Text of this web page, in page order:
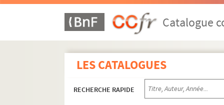
Catalogue
LES CATALOGUES
RECHERCHE RAPIDE
Henry Becque. La parisienne : comédie en 3
Hippolyte Raymond, Maurice Ordonneau.
Georges Berr, Louis Verneuil. Parlez-moi
Louis Verneuil. Le passage de Vénus :
Alfred Capus. Les passagères : comédie en 4